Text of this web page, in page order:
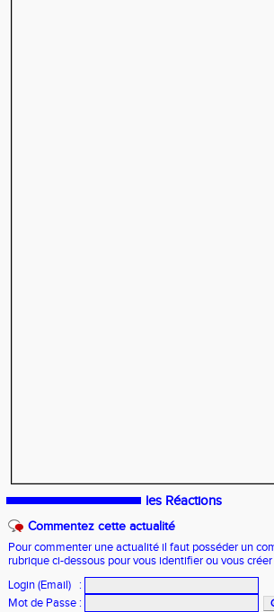
les Réactions
Commentez cette actualité
Pour commenter une actualité il faut posséder un
rubrique ci-dessous pour vous identifier ou vous
Login (Email)
:
Mot de Passe :